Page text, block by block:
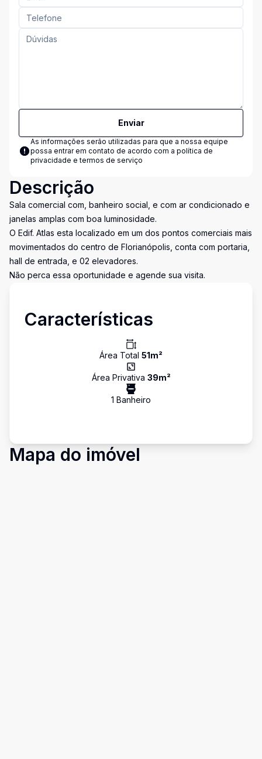
Enviar
As informações serão utilizadas para que a nossa equipe
possa entrar em contato de acordo com a política de
privacidade e termos de serviço
Descrição
Sala comercial com, banheiro social, e com ar condicionado e
janelas amplas com boa luminosidade.
O Edif. Atlas esta localizado em um dos pontos comerciais mais
movimentados do centro de Florianópolis, conta com portaria,
hall de entrada, e 02 elevadores.
Não perca essa oportunidade e agende sua visita.
Características
Área Total 51m²
Área Privativa 39m²
1 Banheiro
Mapa do imóvel